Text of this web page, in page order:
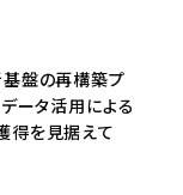
盤の再構築プ
ータ活用による
得を見据えて